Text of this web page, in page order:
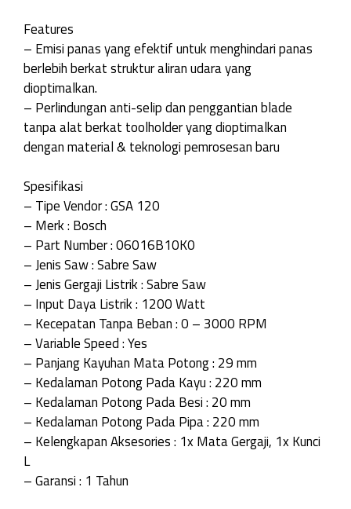
Features
– Emisi panas yang efektif untuk menghindari panas
berlebih berkat struktur aliran udara yang
dioptimalkan.
– Perlindungan anti-selip dan penggantian blade
tanpa alat berkat toolholder yang dioptimalkan
dengan material & teknologi pemrosesan baru
Spesifikasi
– Tipe Vendor : GSA 120
– Merk : Bosch
– Part Number : 06016B10K0
– Jenis Saw : Sabre Saw
– Jenis Gergaji Listrik : Sabre Saw
– Input Daya Listrik : 1200 Watt
– Kecepatan Tanpa Beban : 0 – 3000 RPM
– Variable Speed : Yes
– Panjang Kayuhan Mata Potong : 29 mm
– Kedalaman Potong Pada Kayu : 220 mm
– Kedalaman Potong Pada Besi : 20 mm
– Kedalaman Potong Pada Pipa : 220 mm
– Kelengkapan Aksesories : 1x Mata Gergaji, 1x Kunci
L
– Garansi : 1 Tahun